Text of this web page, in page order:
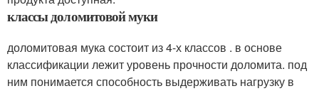
классы доломитовой муки
доломитовая мука состоит из 4-х классов . в основе
классификации лежит уровень прочности доломита. под
ним понимается способность выдерживать нагрузку в